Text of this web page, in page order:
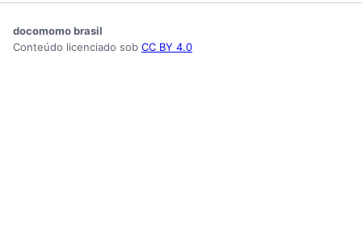
docomomo brasil
Conteúdo licenciado sob CC BY 4.0